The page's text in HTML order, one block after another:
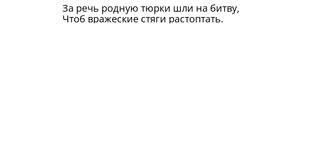
За речь родную тюрки шли на битву,
Чтоб вражеские стяги растоптать.